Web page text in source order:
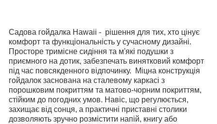
Садова гойдалка Hawaii - рішення для тих, хто цінує
комфорт та функціональність у сучасному дизайні.
Просторе тримісне сидіння та м'які подушки з
приємного на дотик, забезпечать винятковий комфорт
під час повсякденного відпочинку. Міцна конструкція
гойдалок заснована на сталевому каркасі з
порошковим покриттям та матово-чорним покриттям,
стійким до погодних умов. Навіс, що регулюється,
захищає від сонця, а практичні приставні столики
дозволяють зручно розмістити напій, книгу або